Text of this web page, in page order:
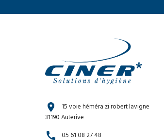
location_on
15 voie héméra zi robert lavigne
31190 Auterive
call 05 61 08 27 48